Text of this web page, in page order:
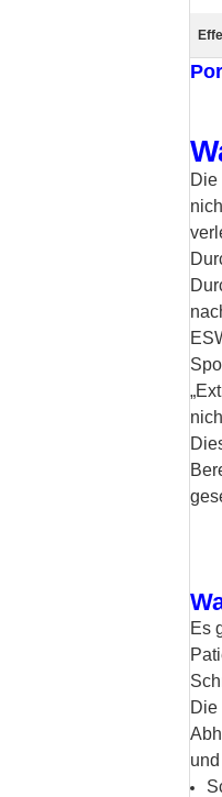
Die
Es
Die